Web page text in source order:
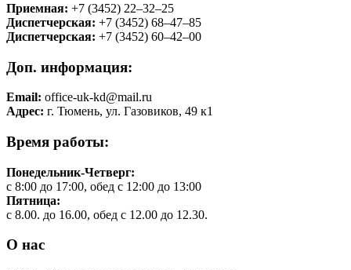
Приемная: +7 (3452) 22‒32‒25
Диспетчерская: +7 (3452) 68‒47‒85
Диспетчерская: +7 (3452) 60‒42‒00
Доп. информация:
Email: office-uk-kd@mail.ru
Адрес: г. Тюмень, ул. Газовиков, 49 к1
Время работы:
Понедельник-Четверг:
с 8:00 до 17:00, обед с 12:00 до 13:00
Пятница:
с 8.00. до 16.00, обед с 12.00 до 12.30.
О нас